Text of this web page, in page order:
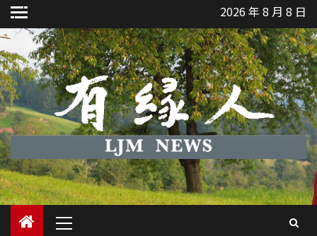
Skip
to
content
2026 年 8 月 8 日
Menu